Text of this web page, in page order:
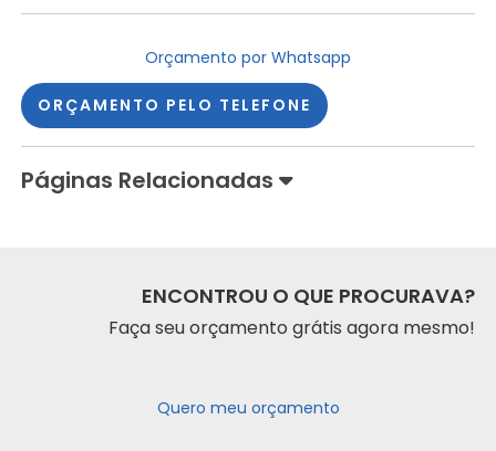
Orçamento por Whatsapp
ORÇAMENTO PELO TELEFONE
Páginas Relacionadas
ENCONTROU O QUE PROCURAVA?
Faça seu orçamento grátis agora mesmo!
Quero meu orçamento